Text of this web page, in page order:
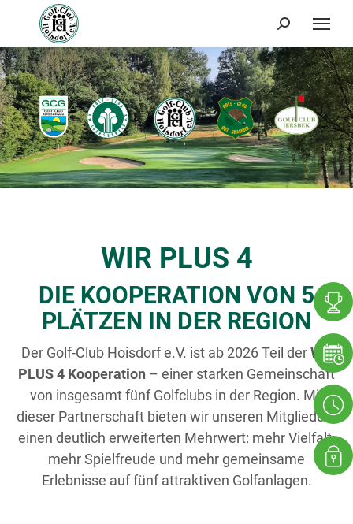
Search:
WIR PLUS 4
DIE KOOPERATION VON 5
PLÄTZEN IN DER REGION
Der Golf-Club Hoisdorf e.V. ist ab 2026 Teil derWir
PLUS 4 Kooperation – einer starken Gemeinschaft
von insgesamt fünf Golfclubs in der Region. Mit
dieser Partnerschaft bieten wir unseren Mitgliedern
einen deutlich erweiterten Mehrwert: mehr Vielfalt,
mehr Spielfreude und mehr gemeinsame
Erlebnisse auf fünf attraktiven Golfanlagen.